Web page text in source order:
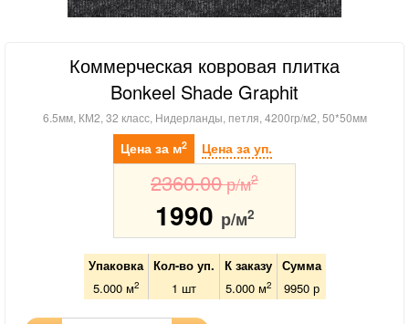
Коммерческая ковровая плитка
Bonkeel Shade Graphit
6.5мм, КМ2, 32 класс, Нидерланды, петля, 4200гр/м2, 50*50мм
Цена за м2 Цена за уп.
2360.00р/м2
1990 р/м2
Упаковка Кол-во уп. К заказу
Сумма
5.000 м2 1 шт 5.000м2 9950р